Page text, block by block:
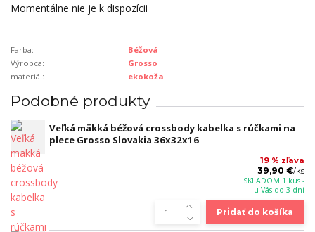
Momentálne nie je k dispozícii
Farba:
Béžová
Výrobca:
Grosso
materiál:
ekokoža
Podobné produkty
Veľká mäkká béžová crossbody kabelka s rúčkami na
plece Grosso Slovakia 36x32x16
19 % zľava
39,90 €/ks
SKLADOM 1 kus -
u Vás do 3 dní
Pridať do košíka